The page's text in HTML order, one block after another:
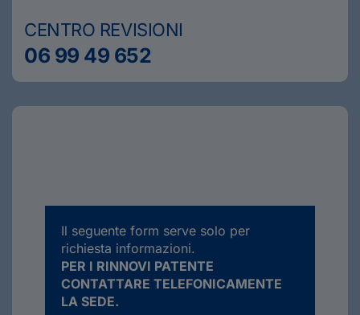
CENTRO REVISIONI
06 99 49 652
Il seguente form serve solo per
richiesta informazioni.
PER I RINNOVI PATENTE
CONTATTARE TELEFONICAMENTE
LA SEDE.